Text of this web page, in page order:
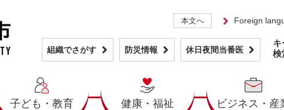
本文へ Foreign
組織でさがす 防災情報 休日夜間当番医
子ども・教育 健康・福祉 ビジネス・産
キ
検